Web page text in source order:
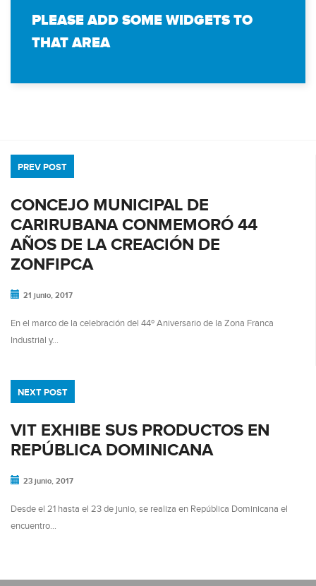
PLEASE ADD SOME WIDGETS TO
THAT AREA
PREV POST
CONCEJO MUNICIPAL DE
CARIRUBANA CONMEMORÓ 44
AÑOS DE LA CREACIÓN DE
ZONFIPCA
21 junio, 2017
En el marco de la celebración del 44º Aniversario de la Zona Franca
Industrial y…
NEXT POST
VIT EXHIBE SUS PRODUCTOS EN
REPÚBLICA DOMINICANA
23 junio, 2017
Desde el 21 hasta el 23 de junio, se realiza en República Dominicana el
encuentro…